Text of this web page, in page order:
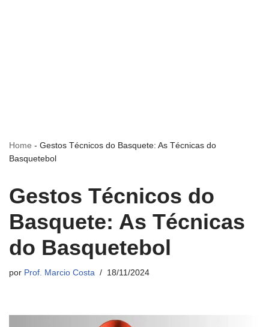
Home - Gestos Técnicos do Basquete: As Técnicas do
Basquetebol
Gestos Técnicos do
Basquete: As Técnicas
do Basquetebol
por Prof. Marcio Costa 18/11/2024